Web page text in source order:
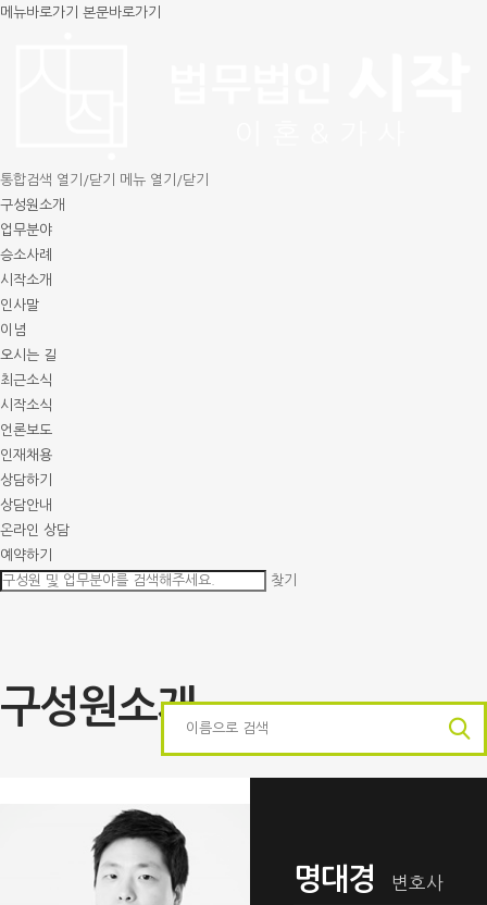
메뉴바로가기 본문바로가기
통합검색 열기/닫기
메뉴 열기/닫기
구성원소개
업무분야
승소사례
시작소개
인사말
이념
오시는 길
최근소식
시작소식
언론보도
인재채용
상담하기
상담안내
온라인 상담
예약하기
찾기
구성원소개
명대경 변호사